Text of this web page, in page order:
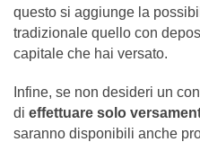
questo si aggiunge la
tradizionale quello con
capitale che hai versato.
Infine, se non desideri un
di effettuare solo
saranno disponibili anche